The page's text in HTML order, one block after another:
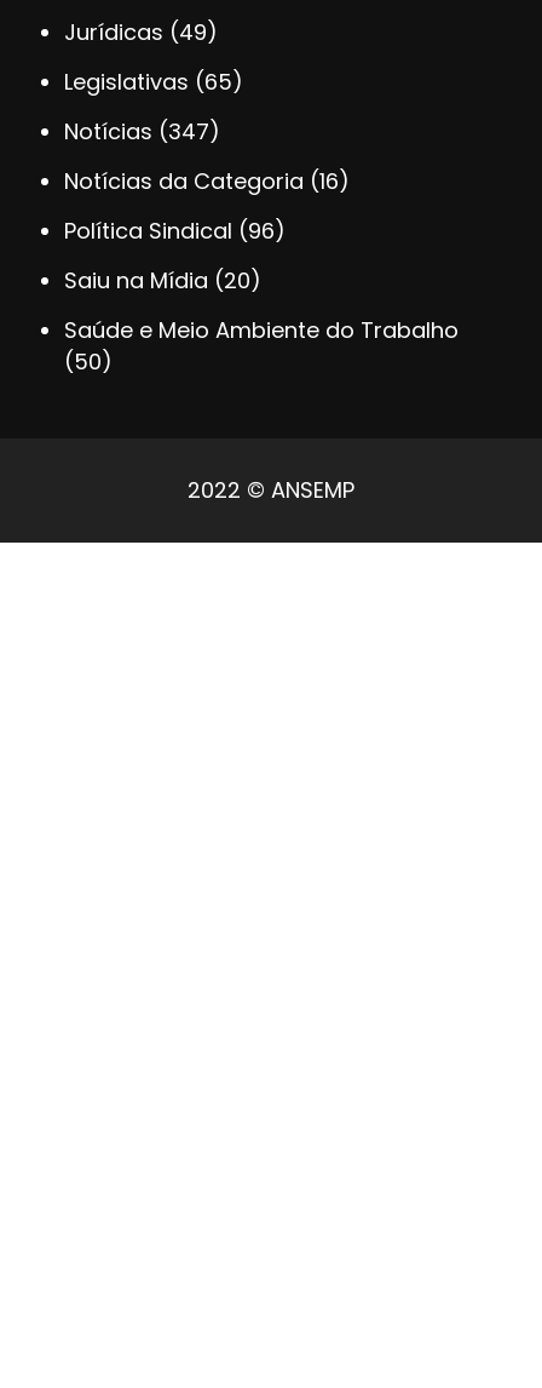
Jurídicas (49)
Legislativas (65)
Notícias (347)
Notícias da Categoria (16)
Política Sindical (96)
Saiu na Mídia (20)
Saúde e Meio Ambiente do Trabalho
(50)
2022 © ANSEMP